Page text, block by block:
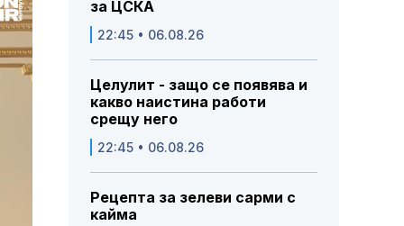
за ЦСКА
22:45 • 06.08.26
Целулит - защо се появява и
какво наистина работи
срещу него
22:45 • 06.08.26
Рецепта за зелеви сарми с
кайма